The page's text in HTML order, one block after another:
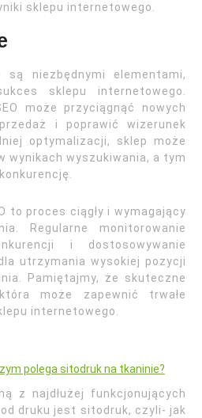
sklepu internetowego.
są niezbędnymi elementami,
sklepu internetowego.
może przyciągnąć nowych
i poprawić wizerunek
optymalizacji, sklep może
wynikach wyszukiwania, a tym
to proces ciągły i wymagający
Regularne monitorowanie
i dostosowywanie
utrzymania wysokiej pozycji
Pamiętajmy, że skuteczne
może zapewnić trwałe
internetowego.
polega sitodruk na tkaninie?
z najdłużej funkcjonujących
druku jest sitodruk, czyli- jak